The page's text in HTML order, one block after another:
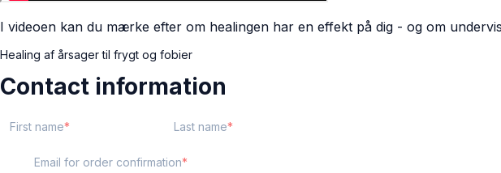
I videoen kan du mærke efter om healingen har en effekt på dig - og om
Healing af årsager til frygt og fobier
Contact information
First name Last name
Email for order confirmation